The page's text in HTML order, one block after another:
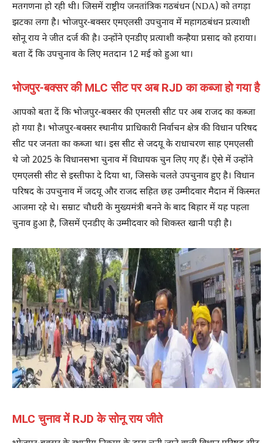
मतगणना हो रही थी। जिसमें राष्ट्रीय जनतांत्रिक गठबंधन (NDA) को तगड़ा
झटका लगा है। भोजपुर-बक्सर एमएलसी उपचुनाव में महागठबंधन प्रत्याशी
सोनू राय ने जीत दर्ज की है। उन्होंने एनडीए प्रत्याशी कन्हैया प्रसाद को हराया।
बता दें कि उपचुनाव के लिए मतदान 12 मई को हुआ था।
भोजपुर-बक्सर की MLC सीट पर अब RJD का कब्जा हो गया है
आपको बता दें कि भोजपुर-बक्सर की एमलसी सीट पर अब राजद का कब्जा
हो गया है। भोजपुर-बक्सर स्थानीय प्राधिकारी निर्वाचन क्षेत्र की विधान परिषद
सीट पर जनता का कब्जा था। इस सीट से जदयू के राधाचरण साह एमएलसी
थे जो 2025 के विधानसभा चुनाव में विधायक चुन लिए गए हैं। ऐसे में उन्होंने
एमएलसी सीट से इस्तीफा दे दिया था, जिसके चलते उपचुनाव हुए है। विधान
परिषद के उपचुनाव में जदयू और राजद सहित छह उम्मीदवार मैदान में किस्मत
आजमा रहे थे। सम्राट चौधरी के मुख्यमंत्री बनने के बाद बिहार में यह पहला
चुनाव हुआ है, जिसमें एनडीए के उम्मीदवार को शिकस्त खानी पड़ी है।
MLC चुनाव में RJD के सोनू राय जीते